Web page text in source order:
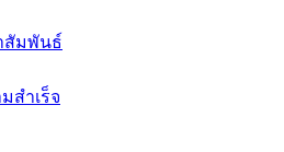
สัมพันธ์
สำเร็จ